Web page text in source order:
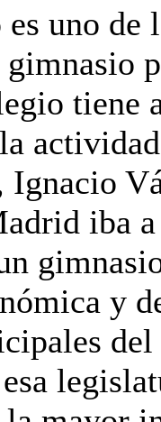
uno de
gimnasio
tiene
Ignacio
iba
y